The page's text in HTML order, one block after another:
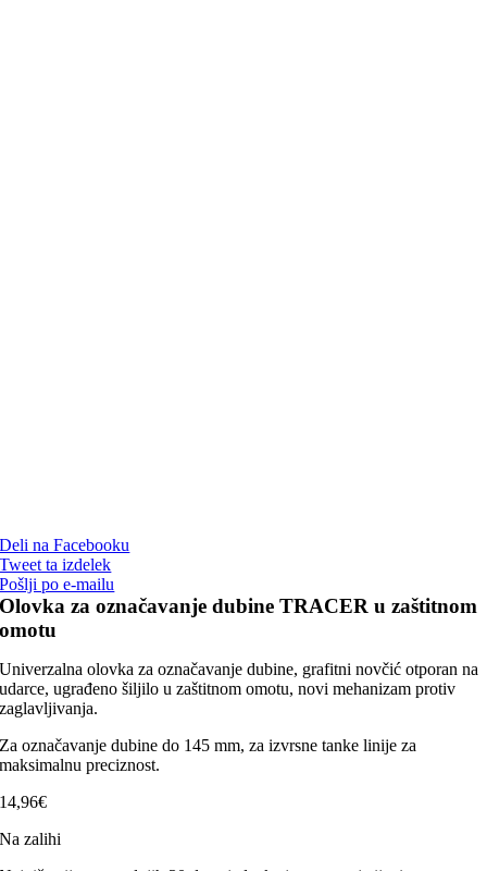
Deli na Facebooku
Tweet ta izdelek
Pošlji po e-mailu
Olovka za označavanje dubine TRACER u zaštitnom
omotu
Univerzalna olovka za označavanje dubine, grafitni novčić otporan na
udarce, ugrađeno šiljilo u zaštitnom omotu, novi mehanizam protiv
zaglavljivanja.
Za označavanje dubine do 145 mm, za izvrsne tanke linije za
maksimalnu preciznost.
14,96€
Na zalihi